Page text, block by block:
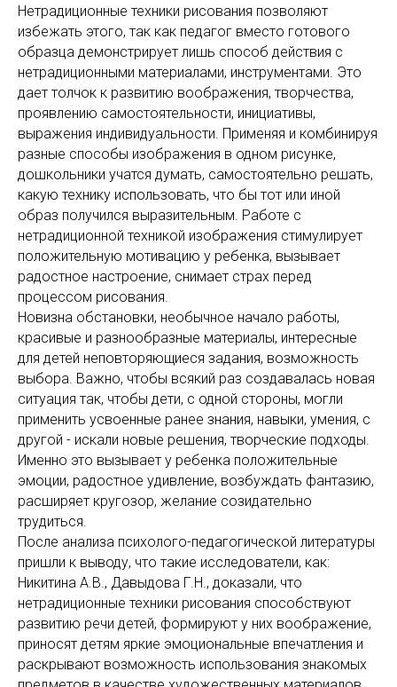
Нетрадиционные техники рисования позволяют
избежать этого, так как педагог вместо готового
образца демонстрирует лишь способ действия с
нетрадиционными материалами, инструментами. Это
дает толчок к развитию воображения, творчества,
проявлению самостоятельности, инициативы,
выражения индивидуальности. Применяя и комбинируя
разные способы изображения в одном рисунке,
дошкольники учатся думать, самостоятельно решать,
какую технику использовать, что бы тот или иной
образ получился выразительным. Работе с
нетрадиционной техникой изображения стимулирует
положительную мотивацию у ребенка, вызывает
радостное настроение, снимает страх перед
процессом рисования.
Новизна обстановки, необычное начало работы,
красивые и разнообразные материалы, интересные
для детей неповторяющиеся задания, возможность
выбора. Важно, чтобы всякий раз создавалась новая
ситуация так, чтобы дети, с одной стороны, могли
применить усвоенные ранее знания, навыки, умения, с
другой - искали новые решения, творческие подходы.
Именно это вызывает у ребенка положительные
эмоции, радостное удивление, возбуждать фантазию,
расширяет кругозор, желание созидательно
трудиться.
После анализа психолого-педагогической литературы
пришли к выводу, что такие исследователи, как:
Никитина А.В., Давыдова Г.Н., доказали, что
нетрадиционные техники рисования способствуют
развитию речи детей, формируют у них воображение,
приносят детям яркие эмоциональные впечатления и
раскрывают возможность использования знакомых